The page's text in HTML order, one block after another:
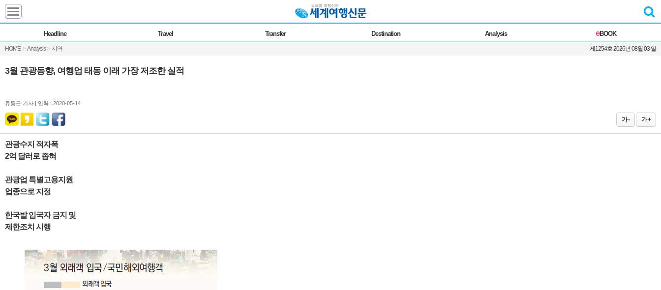
Headline Travel Transfer Destination Analysis eBOOK
HOME > Analysis > 지역 제1254호 2026년 08월 03 일
Headline
News
Commentary Opinion
Focus Marketing
Destination
Analysis
3월 관광동향, 여행업 태동 이래 가장 저조한 실적
류동근 기자 | 입력 : 2020-05-14
가 - 가 +
관광수지 적자폭
2억 달러로 좁혀
관광업 특별고용지원
업종으로 지정
한국발 입국자 금지 및
제한조치 시행